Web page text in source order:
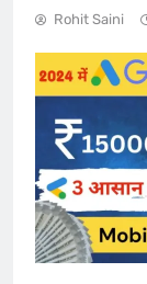
Rohit Saini